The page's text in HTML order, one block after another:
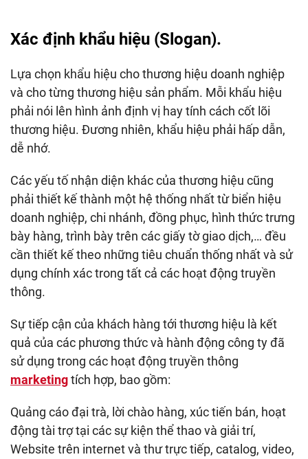
Xác định khẩu hiệu (Slogan).
Lựa chọn khẩu hiệu cho thương hiệu doanh nghiệp
và cho từng thương hiệu sản phẩm. Mỗi khẩu hiệu
phải nói lên hình ảnh định vị hay tính cách cốt lõi
thương hiệu. Đương nhiên, khẩu hiệu phải hấp dẫn,
dễ nhớ.
Các yếu tố nhận diện khác của thương hiệu cũng
phải thiết kế thành một hệ thống nhất từ biển hiệu
doanh nghiệp, chi nhánh, đồng phục, hình thức trưng
bày hàng, trình bày trên các giấy tờ giao dịch,… đều
cần thiết kế theo những tiêu chuẩn thống nhất và sử
dụng chính xác trong tất cả các hoạt động truyền
thông.
Sự tiếp cận của khách hàng tới thương hiệu là kết
quả của các phương thức và hành động công ty đã
sử dụng trong các hoạt động truyền thông
marketingtích hợp, bao gồm:
Quảng cáo đại trà, lời chào hàng, xúc tiến bán, hoạt
động tài trợ tại các sự kiện thể thao và giải trí,
Website trên internet và thư trực tiếp, catalog, video,